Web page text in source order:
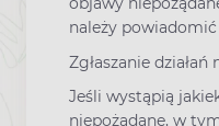
należy
Zgłaszanie
Jeśli wystąpią
niepożądane, w